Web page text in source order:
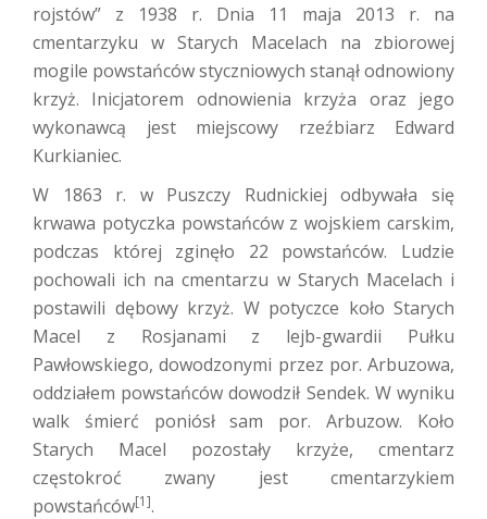
rojstów” z 1938 r. Dnia 11 maja 2013 r. na
cmentarzyku w Starych Macelach na zbiorowej
mogile powstańców styczniowych stanął odnowiony
krzyż. Inicjatorem odnowienia krzyża oraz jego
wykonawcą jest miejscowy rzeźbiarz Edward
Kurkianiec.
W 1863 r. w Puszczy Rudnickiej odbywała się
krwawa potyczka powstańców z wojskiem carskim,
podczas której zginęło 22 powstańców. Ludzie
pochowali ich na cmentarzu w Starych Macelach i
postawili dębowy krzyż. W potyczce koło Starych
Macel z Rosjanami z lejb-gwardii Pułku
Pawłowskiego, dowodzonymi przez por. Arbuzowa,
oddziałem powstańców dowodził Sendek. W wyniku
walk śmierć poniósł sam por. Arbuzow. Koło
Starych Macel pozostały krzyże, cmentarz
częstokroć zwany jest cmentarzykiem
powstańców[1].